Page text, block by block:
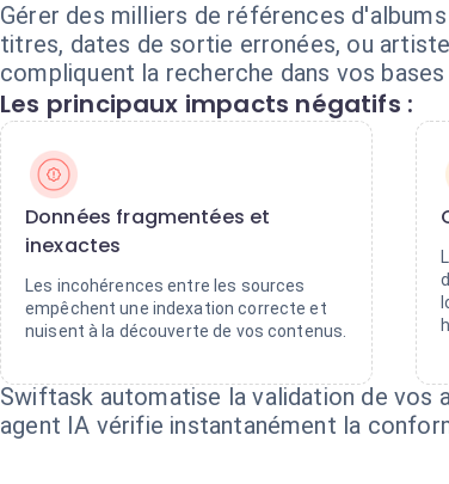
Gérer des milliers de références
titres, dates de sortie erronées, ou
compliquent la recherche dans vos bases
Les principaux impacts négatifs :
Données fragmentées et
inexactes
Les incohérences entre les sources
empêchent une indexation correcte et
nuisent à la découverte de vos contenus.
Swiftask automatise la validation de vos
agent IA vérifie instantanément la